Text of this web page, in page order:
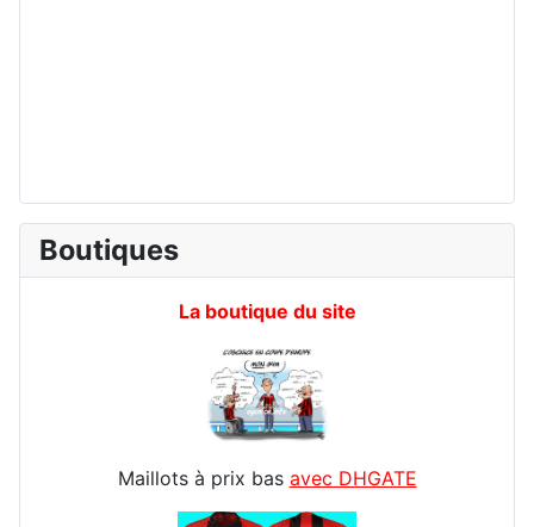
Boutiques
La boutique du site
Maillots à prix bas avec DHGATE